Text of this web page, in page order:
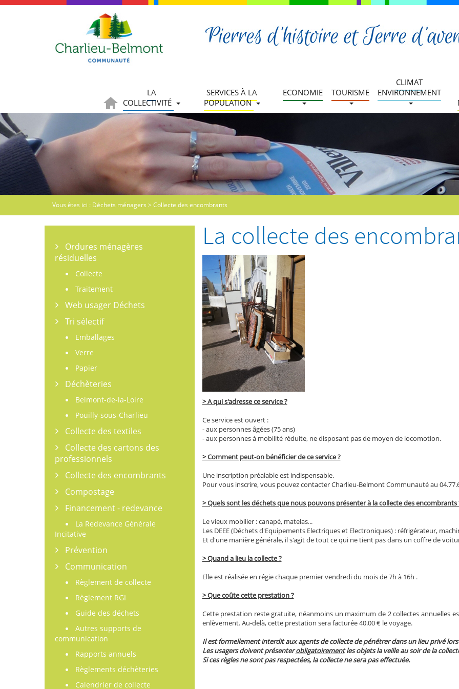
LA
COLLECTIVITÉ
SERVICES À LA
POPULATION
ECONOMIE TOURISME
CLIMAT
ENVIRONNEMENT
Vous êtes ici : Déchets ménagers > Collecte des encombrants
Ordures ménagères
résiduelles
Collecte
Traitement
Web usager Déchets
Tri sélectif
Emballages
Verre
Papier
Déchèteries
Belmont-de-la-Loire
Pouilly-sous-Charlieu
Collecte des textiles
Collecte des cartons des
professionnels
Collecte des encombrants
Compostage
Financement - redevance
La Redevance Générale
Incitative
Prévention
Communication
Règlement de collecte
Règlement RGI
Guide des déchets
Autres supports de
communication
Rapports annuels
Règlements déchèteries
Calendrier de collecte
La collecte des
> A qui s'adresse ce service ?
Ce service est ouvert :
- aux personnes âgées (75 ans)
- aux personnes à mobilité réduite, ne disposant pas de moyen de locomotion.
> Comment peut-on bénéficier de ce service ?
Une inscription préalable est indispensable.
Pour vous inscrire, vous pouvez contacter Charlieu-Belmont Communauté au
> Quels sont les déchets que nous pouvons présenter à la collecte des encombrants
Le vieux mobilier : canapé, matelas...
Les DEEE (Déchets d'Equipements Electriques et Electroniques) : réfrigérateur,
Et d'une manière générale, il s'agit de tout ce qui ne tient pas dans un coffre de
> Quand a lieu la collecte ?
Elle est réalisée en régie chaque premier vendredi du mois de 7h à 16h .
> Que coûte cette prestation ?
Cette prestation reste gratuite, néanmoins un maximum de 2 collectes annuelles
enlèvement. Au-delà, cette prestation sera facturée 40.00 € le voyage.
Il est formellement interdit aux agents de collecte de pénétrer dans un lieu privé
Les usagers doivent présenterobligatoirementles objets la veille au soir de la
Si ces règles ne sont pas respectées, la collecte ne sera pas effectuée.